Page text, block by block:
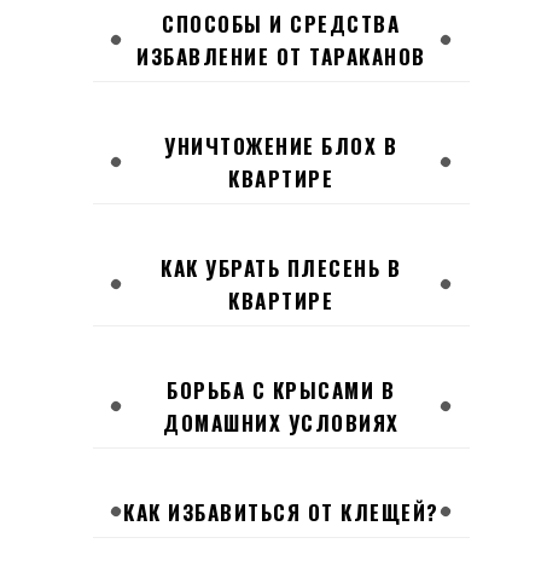
СПОСОБЫ И СРЕДСТВА
ИЗБАВЛЕНИЕ ОТ ТАРАКАНОВ
УНИЧТОЖЕНИЕ БЛОХ В
КВАРТИРЕ
КАК УБРАТЬ ПЛЕСЕНЬ В
КВАРТИРЕ
БОРЬБА С КРЫСАМИ В
ДОМАШНИХ УСЛОВИЯХ
КАК ИЗБАВИТЬСЯ ОТ КЛЕЩЕЙ?